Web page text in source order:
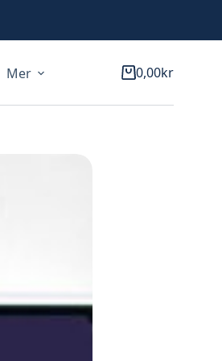
Mer Varukorg
0,00kr